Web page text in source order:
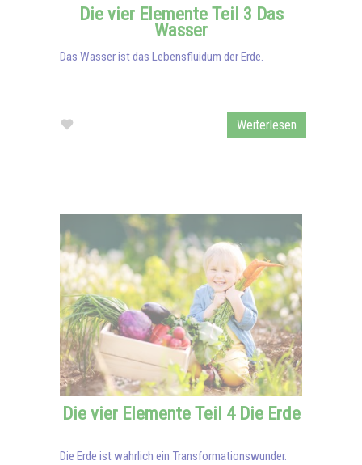
Die vier Elemente Teil 3 Das
Wasser
Das Wasser ist das Lebensfluidum der Erde.
Weiterlesen
Die vier Elemente Teil 4 Die Erde
Die Erde ist wahrlich ein Transformationswunder.